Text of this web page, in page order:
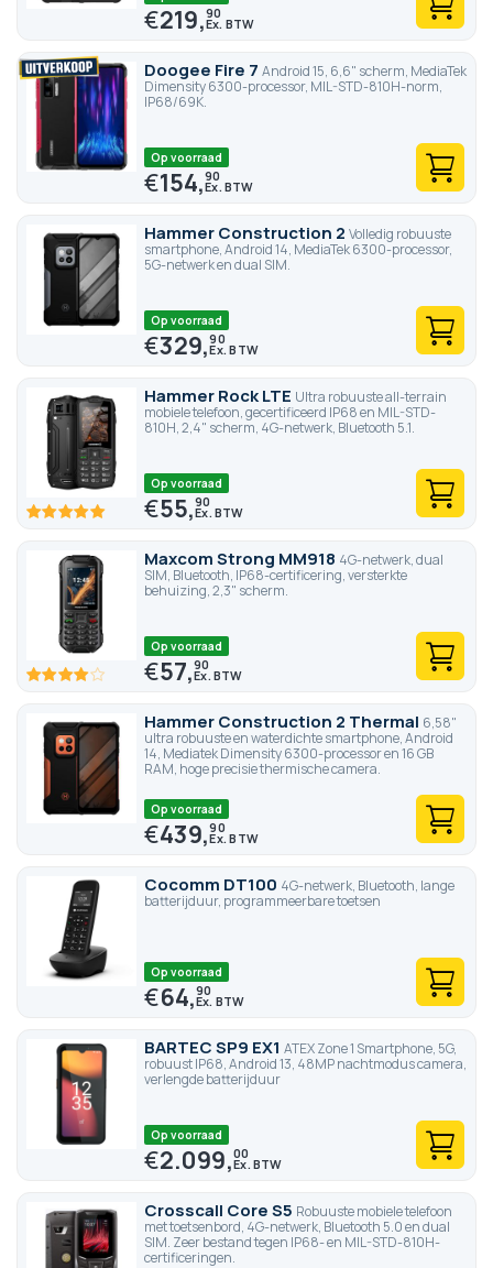
€219,90
Doogee Fire 7 Android 15, 6,6" scherm, MediaTek
Dimensity 6300-processor, MIL-STD-810H-norm,
IP68/69K.
Op voorraad
€154,90
Hammer Construction 2 Volledig robuuste
smartphone, Android 14, MediaTek 6300-processor,
5G-netwerk en dual SIM.
Op voorraad
€329,90
Hammer Rock LTE Ultra robuuste all-terrain
mobiele telefoon, gecertificeerd IP68 en MIL-STD-
810H, 2,4" scherm, 4G-netwerk, Bluetooth 5.1.
100 100
Op voorraad
€55,90
Maxcom Strong MM918 4G-netwerk, dual
SIM, Bluetooth, IP68-certificering, versterkte
behuizing, 2,3" scherm.
80 100
Op voorraad
€57,90
Hammer Construction 2 Thermal 6,58"
ultra robuuste en waterdichte smartphone, Android
14, Mediatek Dimensity 6300-processor en 16 GB
RAM, hoge precisie thermische camera.
Op voorraad
€439,90
Cocomm DT100 4G-netwerk, Bluetooth, lange
batterijduur, programmeerbare toetsen
Op voorraad
€64,90
BARTEC SP9 EX1 ATEX Zone 1 Smartphone, 5G,
robuust IP68, Android 13, 48MP nachtmodus camera,
verlengde batterijduur
Op voorraad
€2.099,00
Crosscall Core S5 Robuuste mobiele telefoon
met toetsenbord, 4G-netwerk, Bluetooth 5.0 en dual
SIM. Zeer bestand tegen IP68- en MIL-STD-810H-
certificeringen.